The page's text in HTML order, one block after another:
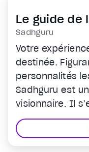
Le guide de
Sadhguru
Votre
destinée.
personnalités
Sadhguru est
visionnaire. Il
du bien-être
de tous.